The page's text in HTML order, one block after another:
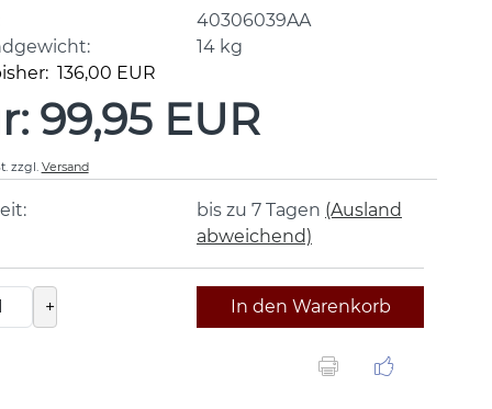
40306039AA
14kg
136,00 EUR
99,95 EUR
zzgl. Versand
bis zu 7 Tagen (Ausland
abweichend)
+ In den Warenkorb